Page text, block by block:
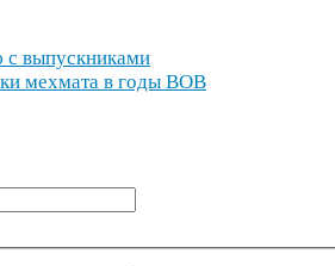
с выпускниками
мехмата в годы ВОВ